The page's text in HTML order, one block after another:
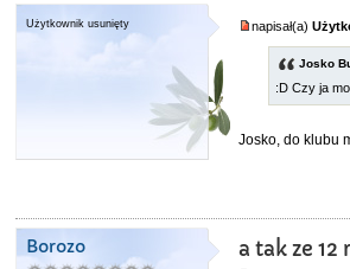
Użytkownik usunięty napisał(a)
Josko
:D Czy ja
Josko, do klubu
Borozo a tak ze 12